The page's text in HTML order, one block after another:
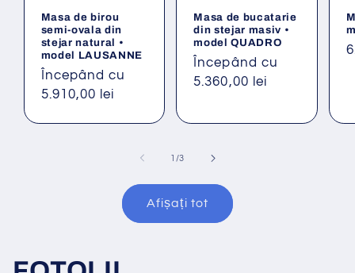
Masa de birou
semi-ovala din
stejar natural •
model LAUSANNE
Preț
obișnuit
Începând cu
5.910,00 lei
Masa de bucatarie
din stejar masiv •
model QUADRO
Preț
obișnuit
Începând cu
5.360,00 lei
1 /din
3
Afișați tot